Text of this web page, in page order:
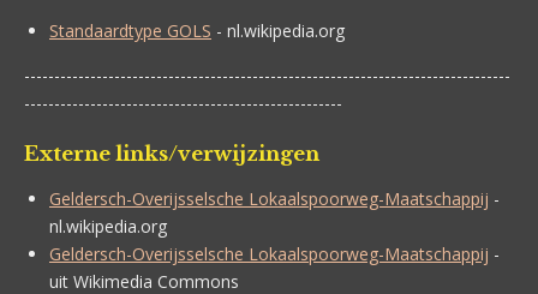
Standaardtype GOLS - nl.wikipedia.org
---------------------------------------------------------------------------------
-----------------------------------------------------
Externe links/verwijzingen
Geldersch-Overijsselsche Lokaalspoorweg-Maatschappij -
nl.wikipedia.org
Geldersch-Overijsselsche Lokaalspoorweg-Maatschappij -
uit Wikimedia Commons